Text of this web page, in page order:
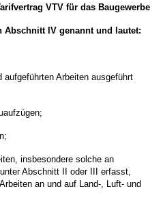
VTV für das Baugewerbe
IV genannt und lautet:
Arbeiten ausgeführt
insbesondere solche an
Abschnitt II oder III erfasst,
an und auf Land-, Luft- und